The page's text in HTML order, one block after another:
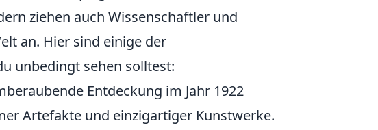
ziehen auch Wissenschaftler und
an. Hier sind einige der
unbedingt sehen solltest:
Entdeckung im Jahr 1922
Artefakte und einzigartiger Kunstwerke.